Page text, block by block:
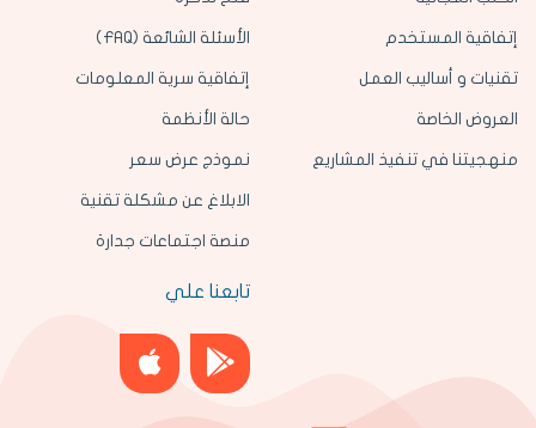
إتفاقية المستخدم
تقنيات و أساليب العمل
العروض الخاصة
منهجيتنا في تنفيذ المشاريع
الأسئلة الشائعة (FAQ)
إتفاقية سرية المعلومات
حالة الأنظمة
نموذج عرض سعر
الابلاغ عن مشكلة تقنية
منصة اجتماعات جدارة
تابعنا علي